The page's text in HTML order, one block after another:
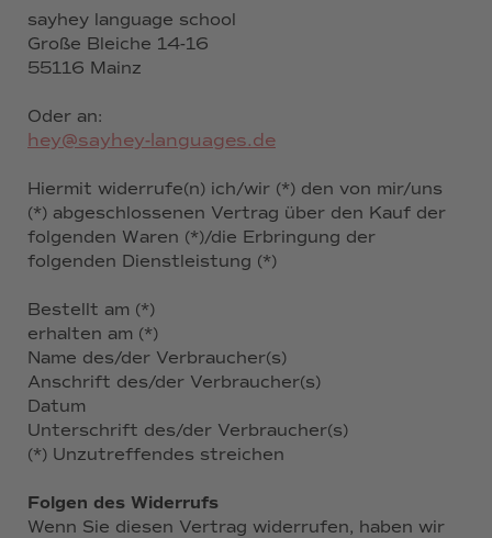
sayhey language school
Große Bleiche 14-16
55116 Mainz
Oder an:
hey@sayhey-languages.de
Hiermit widerrufe(n) ich/wir (*) den von mir/uns
(*) abgeschlossenen Vertrag über den Kauf der
folgenden Waren (*)/die Erbringung der
folgenden Dienstleistung (*)
Bestellt am (*)
erhalten am (*)
Name des/der Verbraucher(s)
Anschrift des/der Verbraucher(s)
Datum
Unterschrift des/der Verbraucher(s)
(*) Unzutreffendes streichen
Folgen des Widerrufs
Wenn Sie diesen Vertrag widerrufen, haben wir